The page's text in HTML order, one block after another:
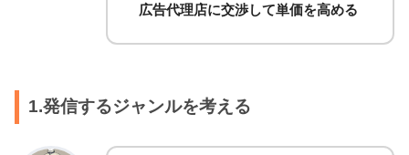
広告代理店に交渉して単価を高める
1.発信するジャンルを考える